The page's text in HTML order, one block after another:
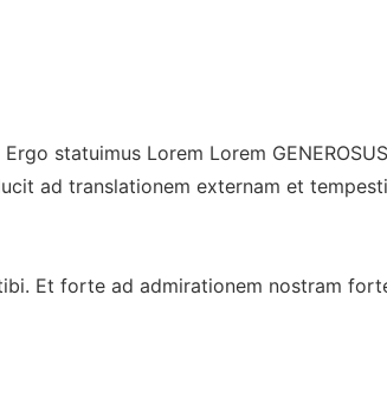
statuimus Lorem Lorem GENEROSUS
ad translationem externam et
Et forte ad admirationem nostram